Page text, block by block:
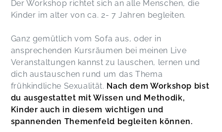
gelungener Abend, mit unzähligen praxis- und
lebensnahen Anregungen. Danke dafür!
Hannah,
Liebe Lovis, vielen herzlichen Dank für Deinen
tollen Workshop! Ich bin selbst Sexualpädagogin
(und Lehrerin) und überlege, Workshops
und/oder Elternabende für Eltern an meiner
Förderschule zu entwickeln. Es hat mich sehr
berührt und inspiriert, so ein wunderbares
Beispiel für die praktische Umsetzung zu sehen.
Isabel,
Der Workshop richtet sich an alle Menschen, die
Kinder im alter von ca. 2- 7 Jahren begleiten.
Ganz gemütlich vom Sofa aus, oder in
ansprechenden Kursräumen bei meinen Live
Veranstaltungen kannst zu lauschen, lernen und
dich austauschen rund um das Thema
frühkindliche Sexualität. Nach dem Workshop bist
du ausgestattet mit Wissen und Methodik,
Kinder auch in diesem wichtigen und
spannenden Themenfeld begleiten können.